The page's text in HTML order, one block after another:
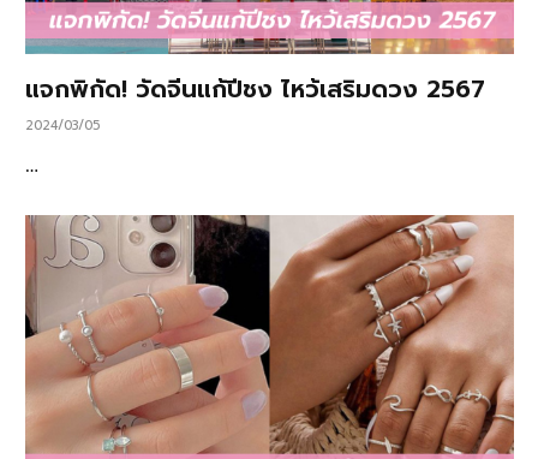
แจกพิกัด! วัดจีนแก้ปีชง ไหว้เสริมดวง 2567
2024/03/05
…